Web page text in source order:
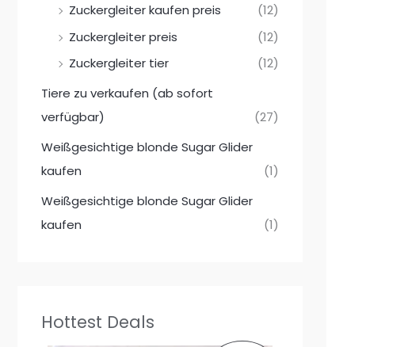
Zuckergleiter kaufen preis
(12)
Zuckergleiter preis
(12)
Zuckergleiter tier
(12)
Tiere zu verkaufen (ab sofort
verfügbar)
(27)
Weißgesichtige blonde Sugar Glider
kaufen
(1)
Weißgesichtige blonde Sugar Glider
kaufen
(1)
Hottest Deals